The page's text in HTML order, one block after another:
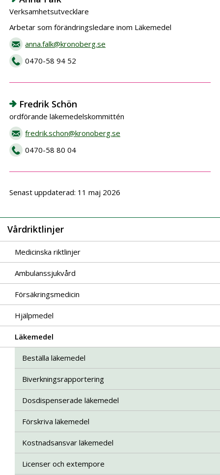
Verksamhetsutvecklare
Arbetar som förändringsledare inom Läkemedel
anna.falk@kronoberg.se
0470-58 94 52
Fredrik Schön
ordförande läkemedelskommittén
fredrik.schon@kronoberg.se
0470-58 80 04
Senast uppdaterad: 11 maj 2026
Vårdriktlinjer
Medicinska riktlinjer
Ambulanssjukvård
Försäkringsmedicin
Hjälpmedel
Läkemedel
Beställa läkemedel
Biverkningsrapportering
Dosdispenserade läkemedel
Förskriva läkemedel
Kostnadsansvar läkemedel
Licenser och extempore